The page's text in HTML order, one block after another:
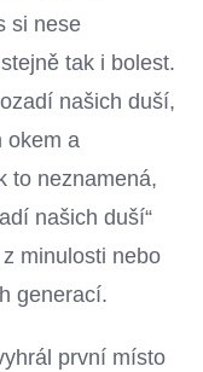
si nese
tak i bolest.
našich duší,
okem a
to neznamená,
našich duší“
minulosti nebo
generací.
první místo